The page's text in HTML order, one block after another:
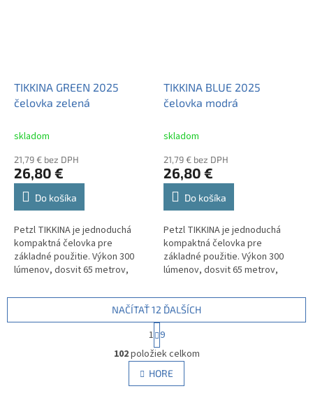
TIKKINA GREEN 2025
čelovka zelená
skladom
21,79 € bez DPH
26,80 €
Do košíka
Petzl TIKKINA je jednoduchá
kompaktná čelovka pre
základné použitie. Výkon 300
lúmenov, dosvit 65 metrov,
AAA. Prevedenie v zelenom
TIKKINA BLUE 2025
čelovka modrá
skladom
21,79 € bez DPH
26,80 €
Do košíka
Petzl TIKKINA je jednoduchá
kompaktná čelovka pre
základné použitie. Výkon 300
lúmenov, dosvit 65 metrov,
AAA. Prevedenie v modrom
dizajne.
O
v
l
á
NAČÍTAŤ 12 ĎALŠÍCH
t
r
á
n
k
1 9
102položiek celkom
HORE